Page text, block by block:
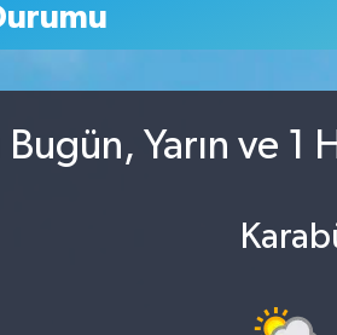
Yarın ve 1